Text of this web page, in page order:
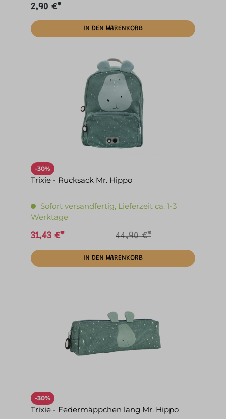
2,90 €*
IN DEN WARENKORB
-30%
Trixie - Rucksack Mr. Hippo
Sofort versandfertig, Lieferzeit ca. 1-3
Werktage
31,43 €* 44,90 €*
IN DEN WARENKORB
-30%
Trixie - Federmäppchen lang Mr. Hippo